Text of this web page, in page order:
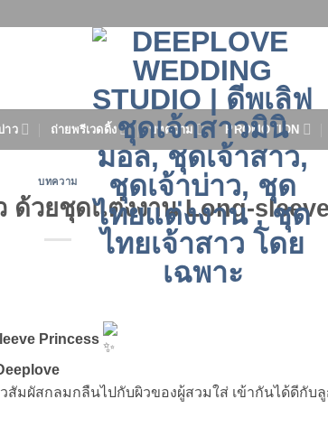
าว ถ่ายพรีเวดดิ้ง บทความ PROMOTION
บทความ
ด้วยชุดแต่งงาน Long-
Princess
มผัสกลมกลืนไปกับผิวของผู้สวมใส่ เข้ากันได้ดีกับลู